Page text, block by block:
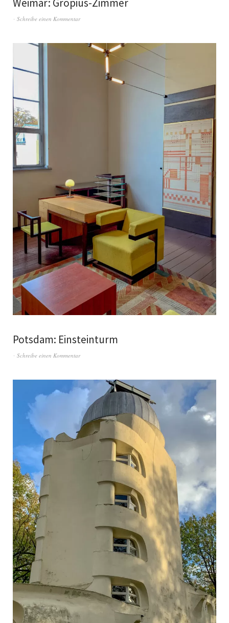
Weimar: Gropius-Zimmer
Schreibe einen Kommentar
Potsdam: Einsteinturm
Schreibe einen Kommentar